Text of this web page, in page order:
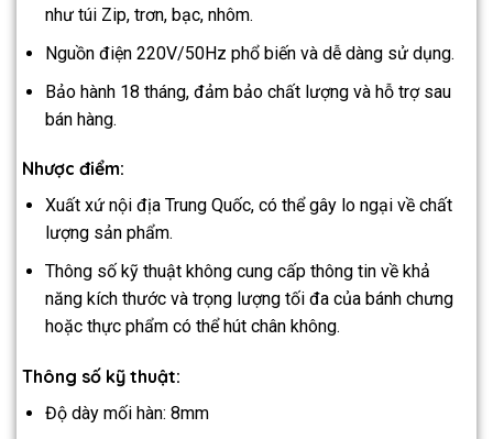
như túi Zip, trơn, bạc, nhôm.
Nguồn điện 220V/50Hz phổ biến và dễ dàng sử dụng.
Bảo hành 18 tháng, đảm bảo chất lượng và hỗ trợ sau
bán hàng.
Nhược điểm:
Xuất xứ nội địa Trung Quốc, có thể gây lo ngại về chất
lượng sản phẩm.
Thông số kỹ thuật không cung cấp thông tin về khả
năng kích thước và trọng lượng tối đa của bánh chưng
hoặc thực phẩm có thể hút chân không.
Thông số kỹ thuật:
Độ dày mối hàn: 8mm